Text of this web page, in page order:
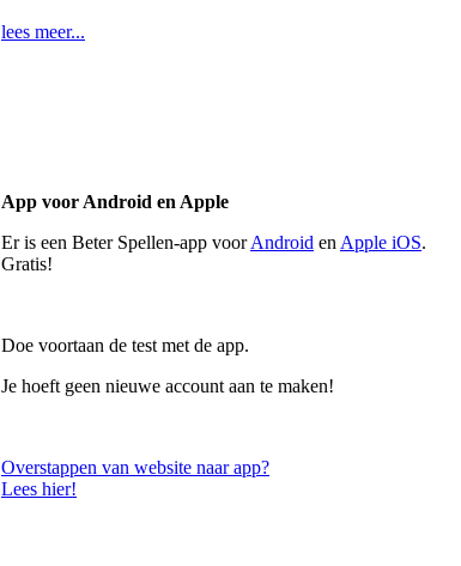
lees meer...
App voor Android en Apple
Er is een Beter Spellen-app voorAndroid en Apple iOS.
Gratis!
Doe voortaan de test met de app.
Je hoeft geen nieuwe account aan te maken!
Overstappen van website naar app?
Lees hier!